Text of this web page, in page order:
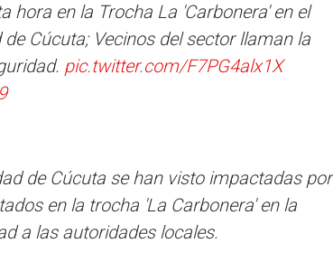
hora en la Trocha La 'Carbonera' en el
Cúcuta; Vecinos del sector llaman la
pic.twitter.com/F7PG4alx1X
de Cúcuta se han visto impactadas por
en la trocha 'La Carbonera' en la
a las autoridades locales.